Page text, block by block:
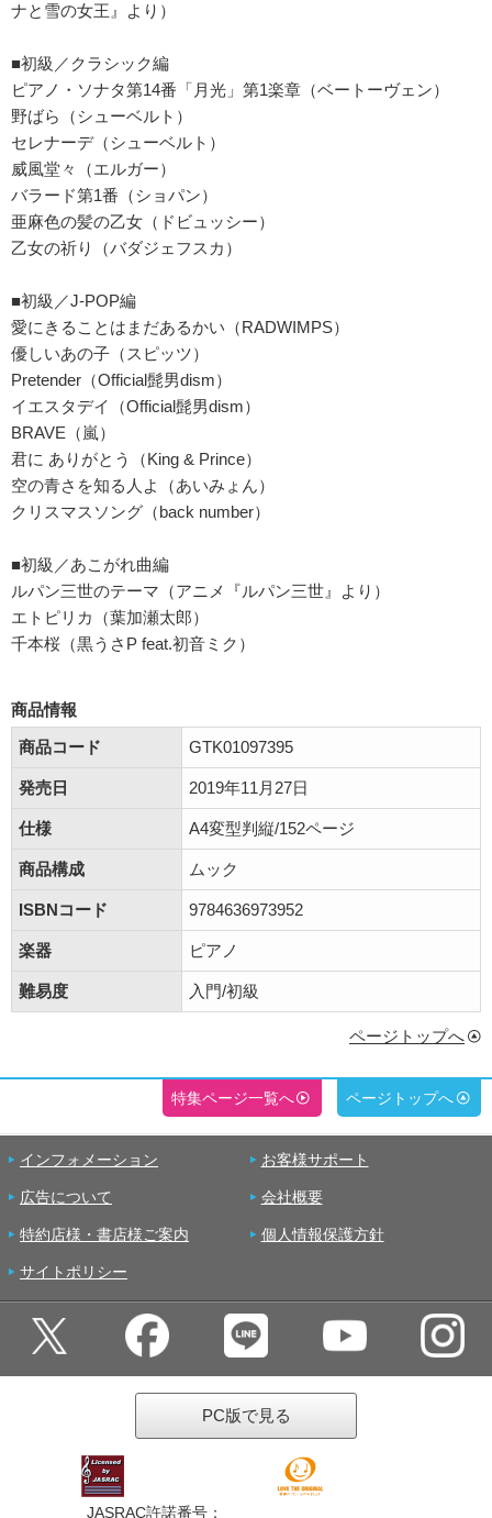
ナと雪の女王』より）
■初級／クラシック編
ピアノ・ソナタ第14番「月光」第1楽章（ベートーヴェン）
野ばら（シューベルト）
セレナーデ（シューベルト）
威風堂々（エルガー）
バラード第1番（ショパン）
亜麻色の髪の乙女（ドビュッシー）
乙女の祈り（バダジェフスカ）
■初級／J-POP編
愛にきることはまだあるかい（RADWIMPS）
優しいあの子（スピッツ）
Pretender（Official髭男dism）
イエスタデイ（Official髭男dism）
BRAVE（嵐）
君に ありがとう（King & Prince）
空の青さを知る人よ（あいみょん）
クリスマスソング（back number）
■初級／あこがれ曲編
ルパン三世のテーマ（アニメ『ルパン三世』より）
エトピリカ（葉加瀬太郎）
千本桜（黒うさP feat.初音ミク）
商品情報
商品コード
GTK01097395
発売日 2019年11月27日
仕様 A4変型判縦/152ページ
商品構成 ムック
ISBNコード 9784636973952
楽器 ピアノ
難易度 入門/初級
ページトップへ
特集ページ一覧へ ページトップへ
インフォメーション お客様サポート
広告について 会社概要
特約店様・書店様ご案内 個人情報保護方針
サイトポリシー
PC版で見る
JASRAC許諾番号：